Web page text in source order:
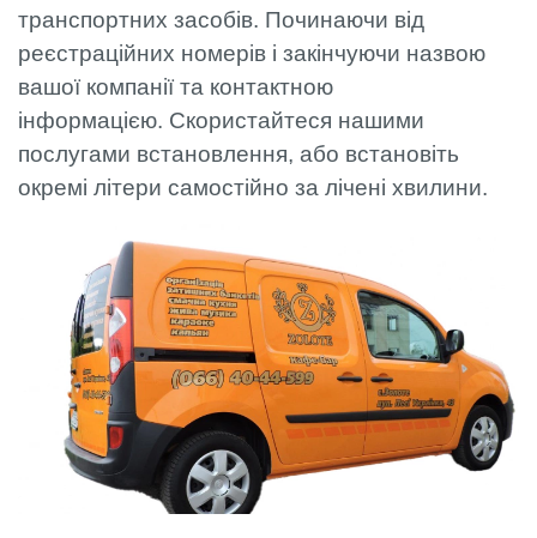
транспортних засобів. Починаючи від
реєстраційних номерів і закінчуючи назвою
вашої компанії та контактною
інформацією. Скористайтеся нашими
послугами встановлення, або встановіть
окремі літери самостійно за лічені хвилини.